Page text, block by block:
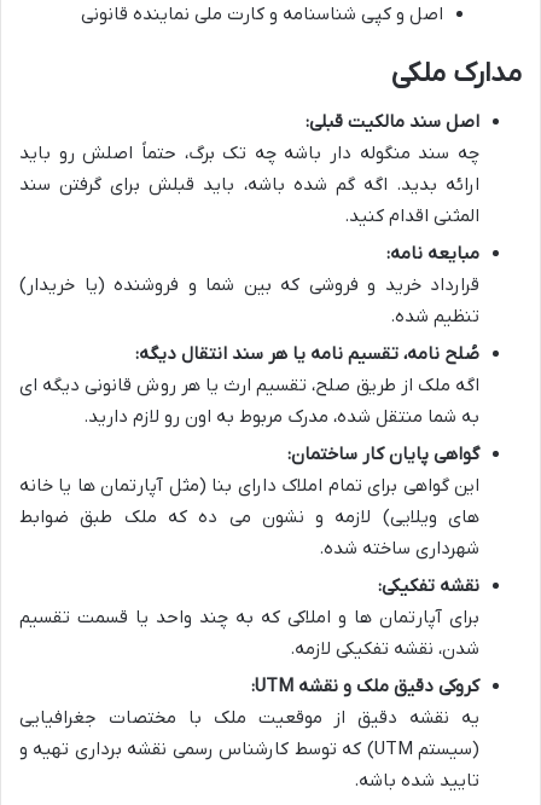
اصل و کپی شناسنامه و کارت ملی نماینده قانونی
مدارک ملکی
اصل سند مالکیت قبلی:
چه سند منگوله دار باشه چه تک برگ، حتماً اصلش رو باید
ارائه بدید. اگه گم شده باشه، باید قبلش برای گرفتن سند
المثنی اقدام کنید.
مبایعه نامه:
قرارداد خرید و فروشی که بین شما و فروشنده (یا خریدار)
تنظیم شده.
صُلح نامه، تقسیم نامه یا هر سند انتقال دیگه:
اگه ملک از طریق صلح، تقسیم ارث یا هر روش قانونی دیگه ای
به شما منتقل شده، مدرک مربوط به اون رو لازم دارید.
گواهی پایان کار ساختمان:
این گواهی برای تمام املاک دارای بنا (مثل آپارتمان ها یا خانه
های ویلایی) لازمه و نشون می ده که ملک طبق ضوابط
شهرداری ساخته شده.
نقشه تفکیکی:
برای آپارتمان ها و املاکی که به چند واحد یا قسمت تقسیم
شدن، نقشه تفکیکی لازمه.
کروکی دقیق ملک و نقشه UTM:
یه نقشه دقیق از موقعیت ملک با مختصات جغرافیایی
(سیستم UTM) که توسط کارشناس رسمی نقشه برداری تهیه و
تایید شده باشه.